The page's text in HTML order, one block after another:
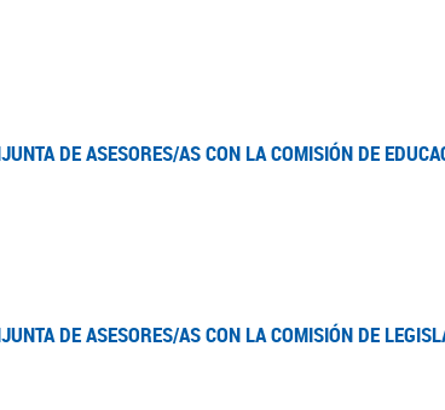
DE ASESORES/AS CON LA COMISIÓN DE
DE ASESORES/AS CON LA COMISIÓN DE